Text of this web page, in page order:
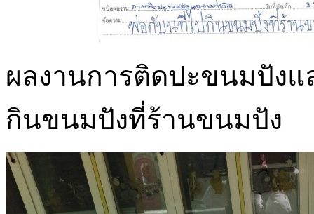
ผลงานการติดปะขนมปัง
กินขนมปังที่ร้านขนมปัง